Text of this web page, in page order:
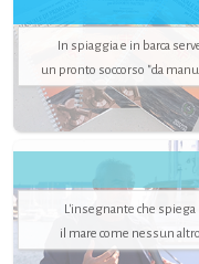
In spiaggia e in barca
un pronto soccorso "da
L'insegnante che spiega
il mare come nessun altro